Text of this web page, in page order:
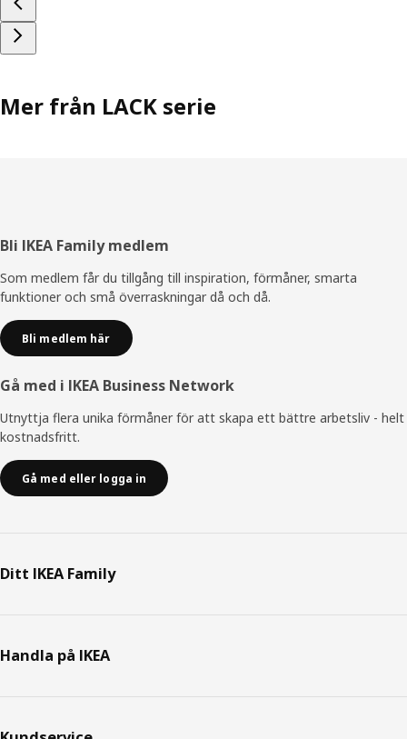
Mer från LACK serie
Sidfot
Bli IKEA Family medlem
Som medlem får du tillgång till inspiration, förmåner, smarta
funktioner och små överraskningar då och då.
Bli medlem här
Gå med i IKEA Business Network
Utnyttja flera unika förmåner för att skapa ett bättre arbetsliv - helt
kostnadsfritt.
Gå med eller logga in
Ditt IKEA Family
Handla på IKEA